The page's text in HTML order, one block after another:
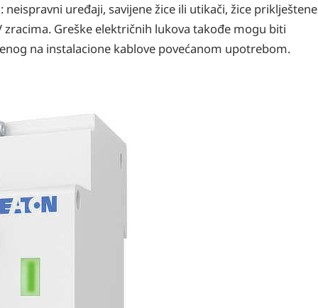
uređaji, savijene žice ili utikači, žice priklještene
Greške električnih lukova takođe mogu biti
na instalacione kablove povećanom upotrebom.